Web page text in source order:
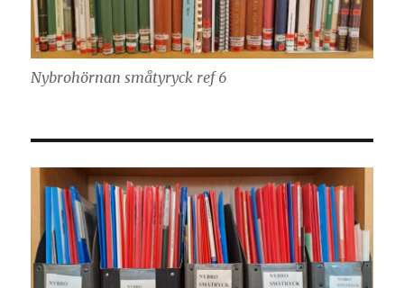
Nybrohörnan småtyryck ref 6